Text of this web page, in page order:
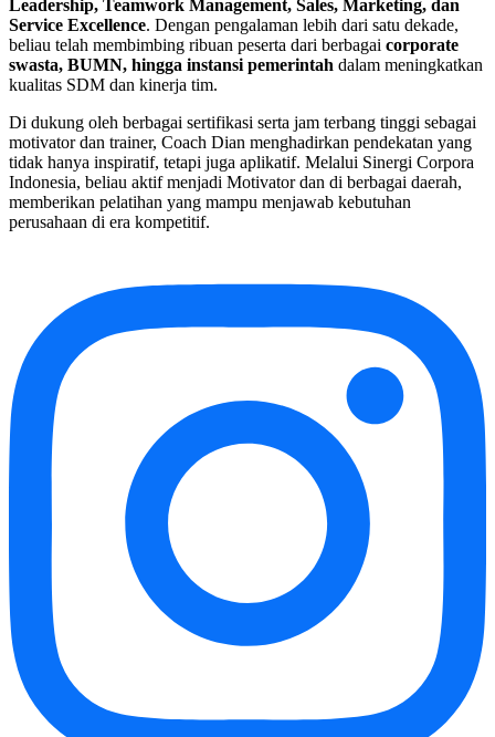
Leadership, Teamwork Management, Sales, Marketing, dan
Service Excellence. Dengan pengalaman lebih dari satu dekade,
beliau telah membimbing ribuan peserta dari berbagai corporate
swasta, BUMN, hingga instansi pemerintah dalam meningkatkan
kualitas SDM dan kinerja tim.
Di dukung oleh berbagai sertifikasi serta jam terbang tinggi sebagai
motivator dan trainer, Coach Dian menghadirkan pendekatan yang
tidak hanya inspiratif, tetapi juga aplikatif. Melalui Sinergi Corpora
Indonesia, beliau aktif menjadi Motivator dan di berbagai daerah,
memberikan pelatihan yang mampu menjawab kebutuhan
perusahaan di era kompetitif.